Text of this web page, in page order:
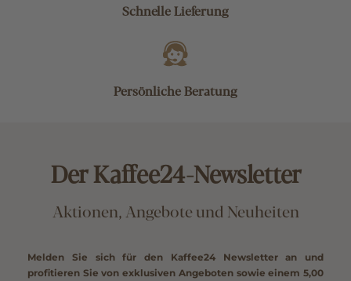
Schnelle Lieferung
Persönliche Beratung
Der Kaffee24-Newsletter
Aktionen, Angebote und Neuheiten
Melden Sie sich für den Kaffee24 Newsletter an und
profitieren Sie von exklusiven Angeboten sowie einem 5,00